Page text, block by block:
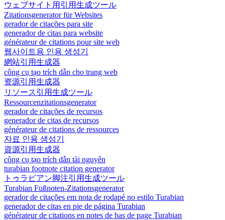
ウェブサイト用引用生成ツール
Zitationsgenerator für Websites
gerador de citações para site
generador de citas para website
générateur de citations pour site web
웹사이트용 인용 생성기
網站引用生成器
công cụ tạo trích dẫn cho trang web
资源引用生成器
リソース引用生成ツール
Ressourcenzitationsgenerator
gerador de citações de recursos
generador de citas de recursos
générateur de citations de ressources
자료 인용 생성기
資源引用生成器
công cụ tạo trích dẫn tài nguyên
turabian footnote citation generator
トゥラビアン脚注引用生成ツール
Turabian Fußnoten-Zitationsgenerator
gerador de citações em nota de rodapé no estilo Turabian
generador de citas en pie de página Turabian
générateur de citations en notes de bas de page Turabian